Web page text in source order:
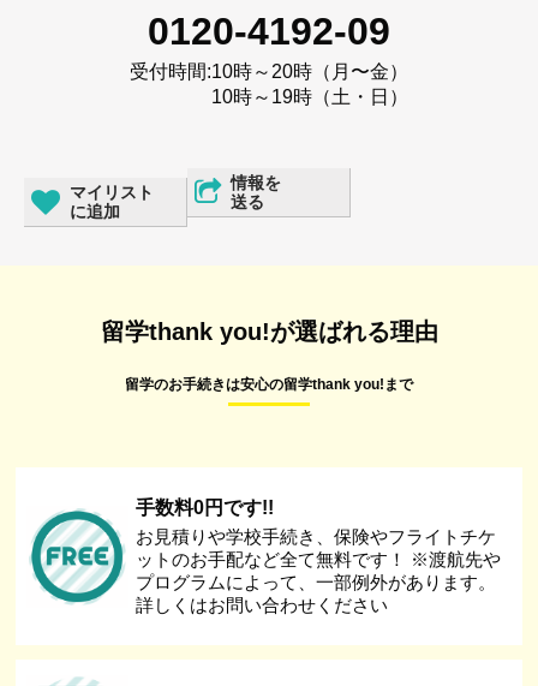
0120-4192-09
受付時間:10時～20時（月〜金）
10時～19時（土・日）
マイリスト
に追加
情報を
送る
留学thank you!が選ばれる理由
留学のお手続きは安心の留学thank you!まで
手数料0円です!!
お見積りや学校手続き、保険やフライトチケ
ットのお手配など全て無料です！ ※渡航先や
プログラムによって、一部例外があります。
詳しくはお問い合わせください